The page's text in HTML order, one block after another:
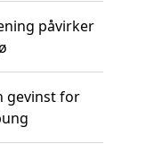
påvirker
gevinst for